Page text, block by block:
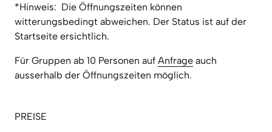
*Hinweis:  Die Öffnungszeiten können
witterungsbedingt abweichen. Der Status ist auf der
Startseite ersichtlich.
Für Gruppen ab 10 Personen auf Anfrage auch
ausserhalb der Öffnungszeiten möglich.
PREISE